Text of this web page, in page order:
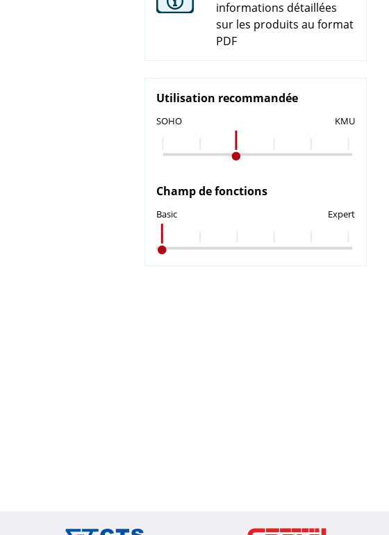
informations détaillées
sur les produits au format
PDF
Utilisation recommandée
SOHO KMU
Champ de fonctions
Basic Expert